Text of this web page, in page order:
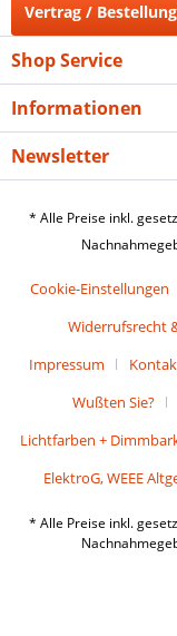
Vertrag /
Shop Service
Informationen
Newsletter
* Alle Preise inkl.
Cookie-Einstellungen
Widerrufsrecht
Impressum
Wußten Sie?
Lichtfarben +
ElektroG, WEEE
* Alle Preise inkl.